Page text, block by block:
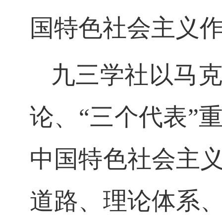
国特色社会主义
九三学社以马
论、 “三个代表”
中国特色社会主
道路、理论体系